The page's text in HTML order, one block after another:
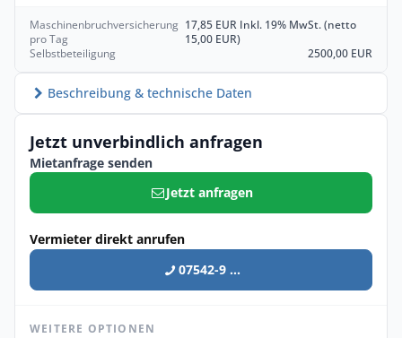
Maschinenbruchversicherung
pro Tag
17,85 EUR Inkl. 19% MwSt. (netto
15,00 EUR)
Selbstbeteiligung
2500,00 EUR
Beschreibung & technische Daten
Jetzt unverbindlich anfragen
Mietanfrage senden
Jetzt anfragen
Vermieter direkt anrufen
07542-9 ...
WEITERE OPTIONEN